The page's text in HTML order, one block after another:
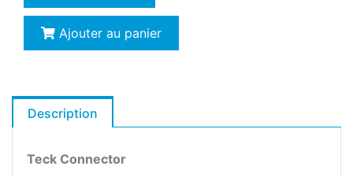
Ajouter au panier
Description
Teck Connector